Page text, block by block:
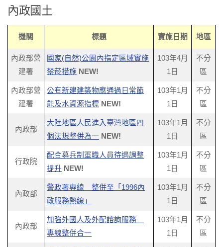
內政國土
機關 標題 實施日期 地區
內政部營
建署
國家(自然)公園內指定區域實施
禁菸措施 NEW!
103年4月
1日
不分
區
內政部營
建署
公有新建建築物應通過日常節
能及水資源指標 NEW!
103年1月
1日
不分
區
內政部
大陸地區人民進入臺灣地區四
個法規整併為一 NEW!
103年1月
1日
不分
區
行政院
配合募兵制軍職人員待遇調整
提升 NEW!
103年1月
1日
不分
區
內政部
警政署專線 整併至「1996內
政服務熱線」
103年1月
1日
不分
區
內政部
加強外國人及外配諮詢服務
專線整併合一
103年1月
1日
不分
區